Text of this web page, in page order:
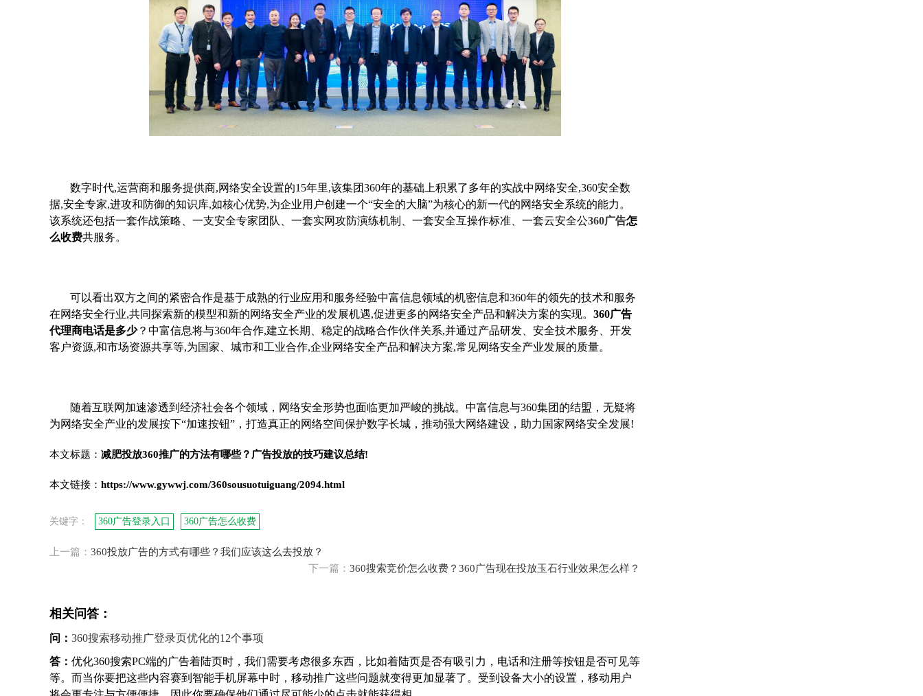
数字时代,运营商和服务提供商,网络安全设置的15年里,该集团360年的基础上积累了多年的实战中网络安全,360安全数
据,安全专家,进攻和防御的知识库,如核心优势,为企业用户创建一个“安全的大脑”为核心的新一代的网络安全系统的能力。
该系统还包括一套作战策略、一支安全专家团队、一套实网攻防演练机制、一套安全互操作标准、一套云安全公360广告怎
么收费共服务。
可以看出双方之间的紧密合作是基于成熟的行业应用和服务经验中富信息领域的机密信息和360年的领先的技术和服务
在网络安全行业,共同探索新的模型和新的网络安全产业的发展机遇,促进更多的网络安全产品和解决方案的实现。 360广告
代理商电话是多少？中富信息将与360年合作,建立长期、稳定的战略合作伙伴关系,并通过产品研发、安全技术服务、开发
客户资源,和市场资源共享等,为国家、城市和工业合作,企业网络安全产品和解决方案,常见网络安全产业发展的质量。
随着互联网加速渗透到经济社会各个领域，网络安全形势也面临更加严峻的挑战。中富信息与360集团的结盟，无疑将
为网络安全产业的发展按下“加速按钮”，打造真正的网络空间保护数字长城，推动强大网络建设，助力国家网络安全发展!
本文标题： 减肥投放360推广的方法有哪些？广告投放的技巧建议总结!
本文链接： https://www.gywwj.com/360sousuotuiguang/2094.html
关键字： 360广告登录入口 360广告怎么收费
上一篇： 360投放广告的方式有哪些？我们应该这么去投放？
下一篇： 360搜索竞价怎么收费？360广告现在投放玉石行业效果怎么样？
相关问答：
问： 360搜索移动推广登录页优化的12个事项
答： 优化360搜索PC端的广告着陆页时，我们需要考虑很多东西，比如着陆页是否有吸引力，电话和注册等按钮是否可见等
等。而当你要把这些内容赛到智能手机屏幕中时，移动推广这些问题就变得更加显著了。受到设备大小的设置，移动用户